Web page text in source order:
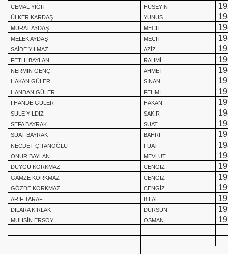
CEMAL YİĞİT HÜSEYİN
ÜLKER KARDAŞ YUNUS
MURAT AYDAŞ MECİT
MELEK AYDAŞ MECİT
SAİDE YILMAZ AZİZ
FETHİ BAYLAN RAHMİ
NERMİN GENÇ AHMET
HAKAN GÜLER SİNAN
HANDAN GÜLER FEHMİ
İ.HANDE GÜLER HAKAN
ŞULE YILDIZ ŞAKİR
SEFA BAYRAK SUAT
SUAT BAYRAK BAHRİ
NECDET ÇITANOĞLU FUAT
ONUR BAYLAN MEVLUT
DUYGU KORKMAZ CENGİZ
GAMZE KORKMAZ CENGİZ
GÖZDE KORKMAZ CENGİZ
ARİF TARAF BİLAL
DİLARA KIRLAK DURSUN
MUHSİN ERSOY OSMAN